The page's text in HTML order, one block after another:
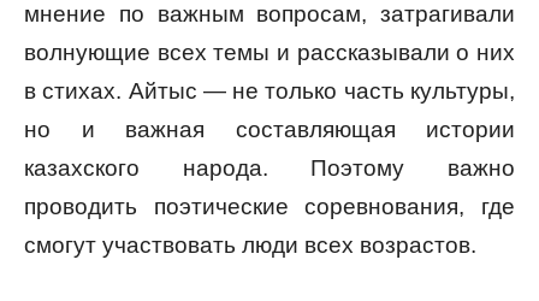
мнение по важным вопросам, затрагивали
волнующие всех темы и рассказывали о них
в стихах. Айтыс — не только часть культуры,
но и важная составляющая истории
казахского народа. Поэтому важно
проводить поэтические соревнования, где
смогут участвовать люди всех возрастов.